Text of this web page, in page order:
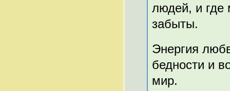
людей, и где
забыты.
Энергия
бедности и
мир.